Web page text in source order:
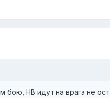
НВ идут на врага не